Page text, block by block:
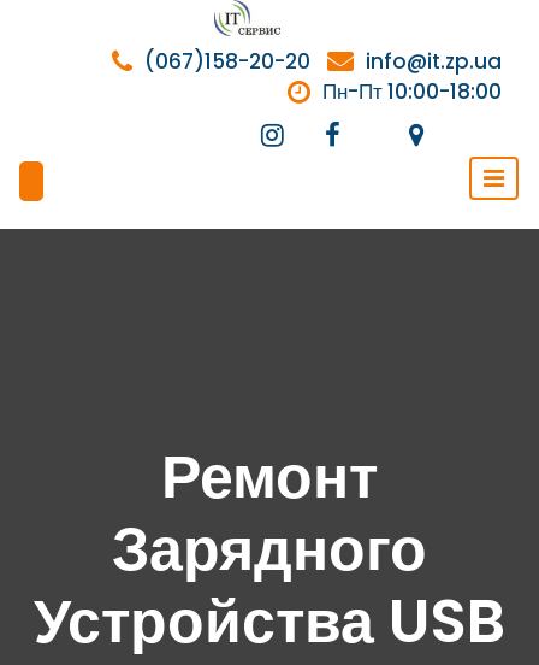
содержимому
info@it.zp.ua
(067)158-20-20
Пн-Пт 10:00-18:00
Ремонт
Зарядного
Устройства USB